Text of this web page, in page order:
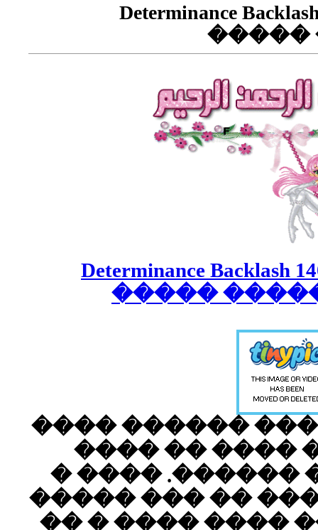
����
����
��
�����
�������